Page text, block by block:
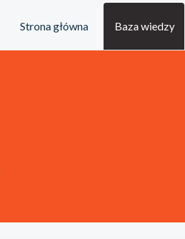
Strona główna Baza wiedzy